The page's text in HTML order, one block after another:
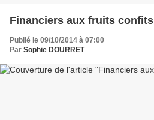
Financiers aux fruits confits
Publié le 09/10/2014 à 07:00
Par Sophie DOURRET